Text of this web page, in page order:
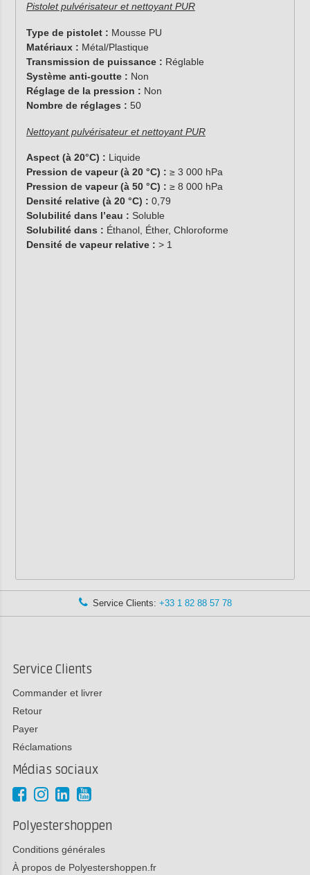
Pistolet pulvérisateur et nettoyant PUR
Type de pistolet : Mousse PU
Matériaux : Métal/Plastique
Transmission de puissance : Réglable
Système anti-goutte : Non
Réglage de la pression : Non
Nombre de réglages : 50
Nettoyant pulvérisateur et nettoyant PUR
Aspect (à 20°C) : Liquide
Pression de vapeur (à 20 °C) : ≥ 3 000 hPa
Pression de vapeur (à 50 °C) : ≥ 8 000 hPa
Densité relative (à 20 °C) : 0,79
Solubilité dans l’eau : Soluble
Solubilité dans : Éthanol, Éther, Chloroforme
Densité de vapeur relative : > 1
Service Clients: +33 1 82 88 57 78
Service Clients
Commander et livrer
Retour
Payer
Réclamations
Médias sociaux
Polyestershoppen
Conditions générales
À propos de Polyestershoppen.fr